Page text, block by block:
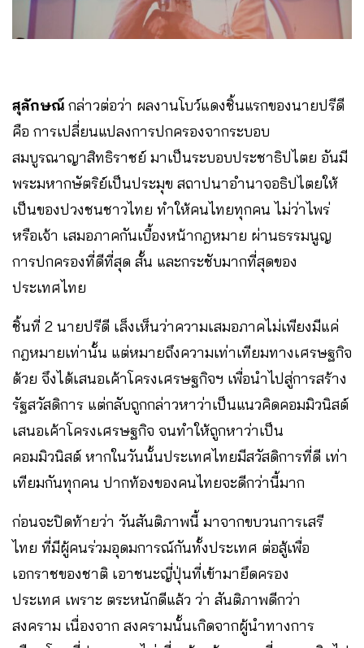
สุลักษณ์ กล่าวต่อว่า ผลงานโบว์แดงชิ้นแรกของนายปรีดี
คือ การเปลี่ยนแปลงการปกครองจากระบอบ
สมบูรณาญาสิทธิราชย์ มาเป็นระบอบประชาธิปไตย อันมี
พระมหากษัตริย์เป็นประมุข สถาปนาอำนาจอธิปไตยให้
เป็นของปวงชนชาวไทย ทำให้คนไทยทุกคน ไม่ว่าไพร่
หรือเจ้า เสมอภาคกันเบื้องหน้ากฎหมาย ผ่านธรรมนูญ
การปกครองที่ดีที่สุด สั้น และกระชับมากที่สุดของ
ประเทศไทย
ชิ้นที่ 2 นายปรีดี เล็งเห็นว่าความเสมอภาคไม่เพียงมีแค่
กฎหมายเท่านั้น แต่หมายถึงความเท่าเทียมทางเศรษฐกิจ
ด้วย จึงได้เสนอเค้าโครงเศรษฐกิจฯ เพื่อนำไปสู่การสร้าง
รัฐสวัสดิการ แต่กลับถูกกล่าวหาว่าเป็นแนวคิดคอมมิวนิสต์
เสนอเค้าโครงเศรษฐกิจ จนทำให้ถูกหาว่าเป็น
คอมมิวนิสต์ หากในวันนั้นประเทศไทยมีสวัสดิการที่ดี เท่า
เทียมกันทุกคน ปากท้องของคนไทยจะดีกว่านี้มาก
ก่อนจะปิดท้ายว่า วันสันติภาพนี้ มาจากขบวนการเสรี
ไทย ที่มีผู้คนร่วมอุดมการณ์กันทั้งประเทศ ต่อสู้เพื่อ
เอกราชของชาติ เอาชนะญี่ปุ่นที่เข้ามายึดครอง
ประเทศ เพราะ ตระหนักดีแล้ว ว่า สันติภาพดีกว่า
สงคราม เนื่องจาก สงครามนั้นเกิดจากผู้นำทางการ